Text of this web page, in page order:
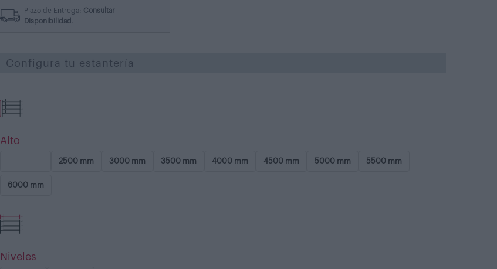
Plazo de Entrega: Consultar
Disponibilidad
Configura tu estantería
Alto
2500 mm 3000 mm 3500 mm 4000 mm 4500 mm 5000 mm 5500 mm
6000 mm
Niveles